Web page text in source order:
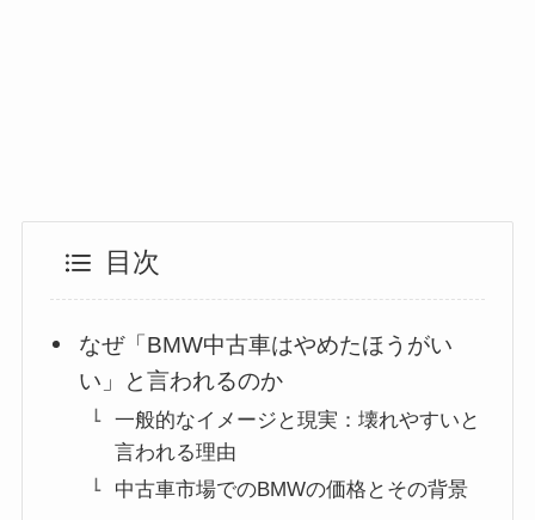
目次
なぜ「BMW中古車はやめたほうがい
い」と言われるのか
一般的なイメージと現実：壊れやすいと
言われる理由
中古車市場でのBMWの価格とその背景